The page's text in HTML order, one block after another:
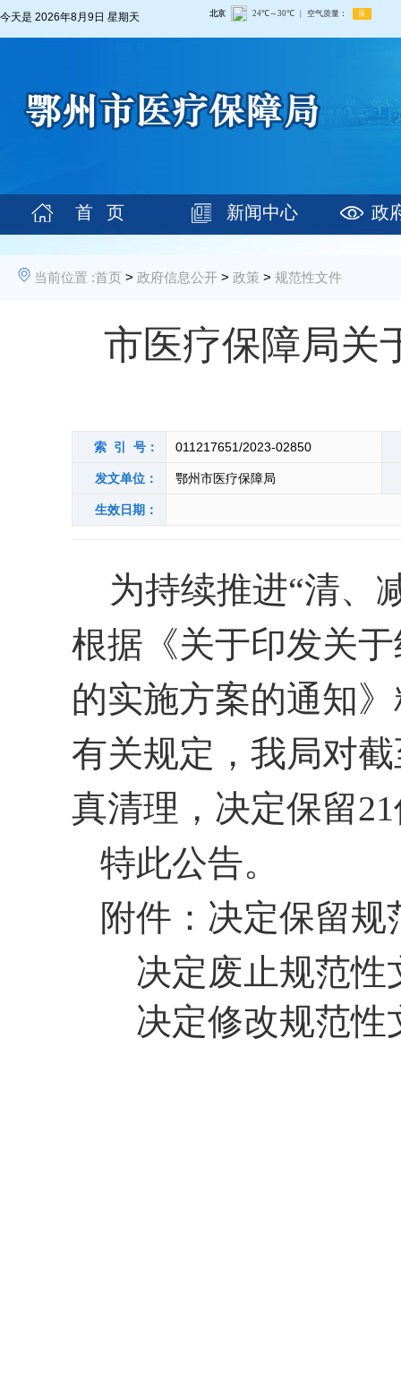
今天是 2026年8月9日 星期天
首 页 新闻中心 政
当前位置 :首页 > 政府信息公开 > 政策 > 规范性文件
市医疗保障局关
索 引 号： 011217651/2023-02850
发文单位： 鄂州市医疗保障局
生效日期：
为持续推进“清、
根据《关于印发关
的实施方案的通知
有关规定 ，我局对
真清理， 决定保留21
特此公告。
附件：决定保留
决定废止规范性
决定修改规范性